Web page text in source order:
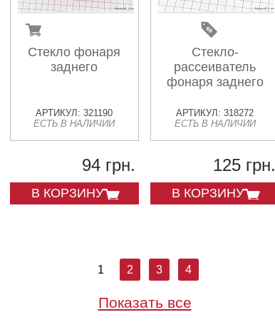
Стекло фонаря
заднего
АРТИКУЛ: 321190
ЕСТЬ В НАЛИЧИИ
94 грн.
В КОРЗИНУ
Стекло-
рассеиватель
фонаря заднего
АРТИКУЛ: 318272
ЕСТЬ В НАЛИЧИИ
125 грн.
В КОРЗИНУ
1 2 3 4
Показать все